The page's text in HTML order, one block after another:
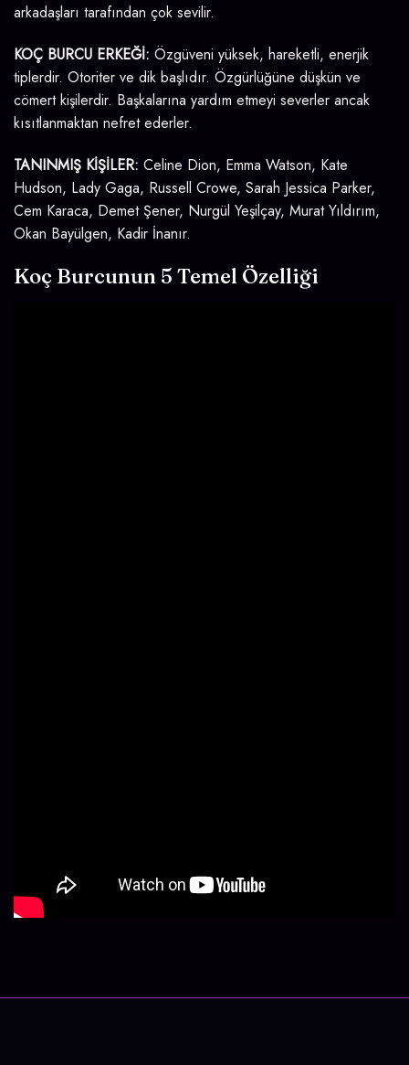
arkadaşları tarafından çok sevilir.
KOÇ BURCU ERKEĞİ: Özgüveni yüksek, hareketli, enerjik
tiplerdir. Otoriter ve dik başlıdır. Özgürlüğüne düşkün ve
cömert kişilerdir. Başkalarına yardım etmeyi severler ancak
kısıtlanmaktan nefret ederler.
TANINMIŞ KİŞİLER: Celine Dion, Emma Watson, Kate
Hudson, Lady Gaga, Russell Crowe, Sarah Jessica Parker,
Cem Karaca, Demet Şener, Nurgül Yeşilçay, Murat Yıldırım,
Okan Bayülgen, Kadir İnanır.
Koç Burcunun 5 Temel Özelliği